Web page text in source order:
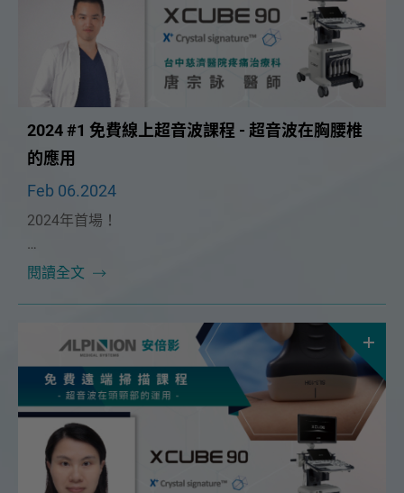
2024 #1 免費線上超音波課程 - 超音波在胸腰椎
的應用
Feb 06.2024
2024年首場！
本次課程很榮幸邀請到🔥台中慈濟疼痛科 唐宗詠醫師
閱讀全文